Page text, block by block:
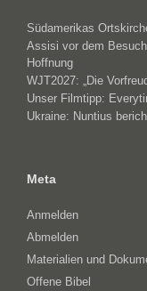
Südamerikas
Assisi vor dem
Hoffnung
WJT2027: „Die
Unser Filmtipp:
Ukraine: Nuntius
Meta
Anmelden
Abmelden
Materialien und
Offene Bibel